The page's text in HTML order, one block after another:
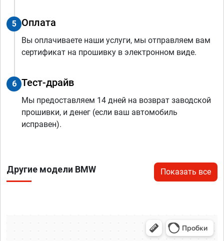
5 Оплата
Вы оплачиваете наши услуги, мы отправляем вам
сертификат на прошивку в электронном виде.
6 Тест-драйв
Мы предоставляем 14 дней на возврат заводской
прошивки, и денег (если ваш автомобиль
исправен).
Другие модели BMW Показать все